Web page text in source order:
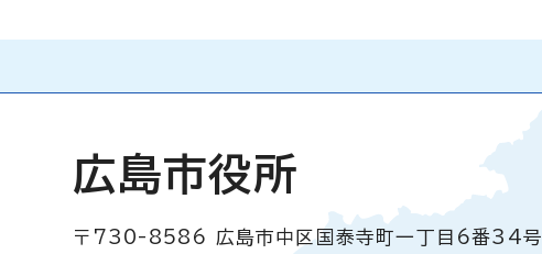
広島市役所
〒730-8586 広島市中区国泰寺町一丁目6番34号